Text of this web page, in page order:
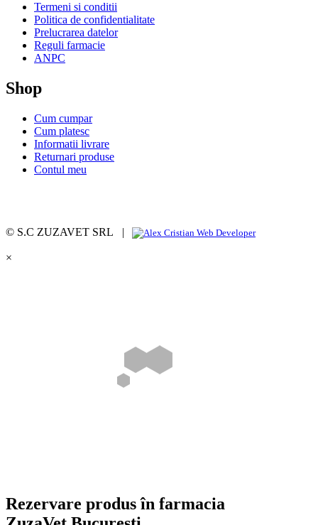
Termeni si conditii
Politica de confidentialitate
Prelucrarea datelor
Reguli farmacie
ANPC
Shop
Cum cumpar
Cum platesc
Informatii livrare
Returnari produse
Contul meu
© S.C ZUZAVET SRL |
×
Rezervare produs în farmacia